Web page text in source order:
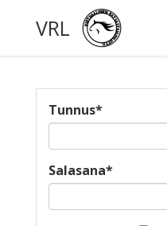
VRL
Tunnus*
Salasana*